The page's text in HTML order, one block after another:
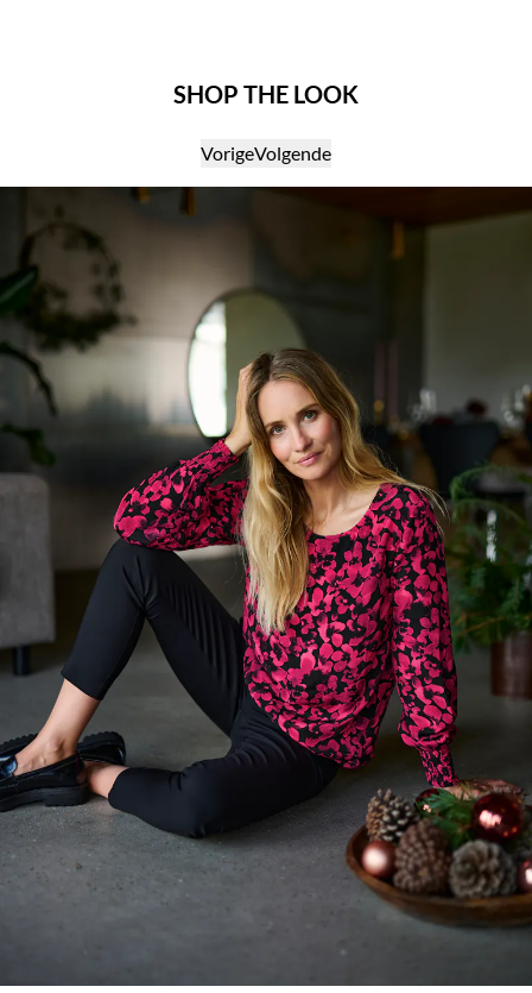
SHOP THE LOOK
VorigeVolgende